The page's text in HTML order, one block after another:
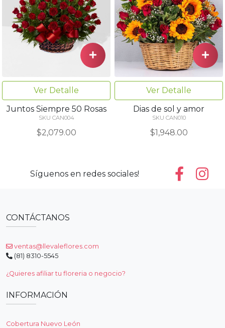
Ver Detalle
Juntos Siempre 50 Rosas
SKU CAN004
$2,079.00
Ver Detalle
Dias de sol y amor
SKU CAN010
$1,948.00
Síguenos en redes sociales!
CONTÁCTANOS
ventas@llevaleflores.com
(81) 8310-5545
¿Quieres afiliar tu floreria o negocio?
INFORMACIÓN
Cobertura Nuevo León